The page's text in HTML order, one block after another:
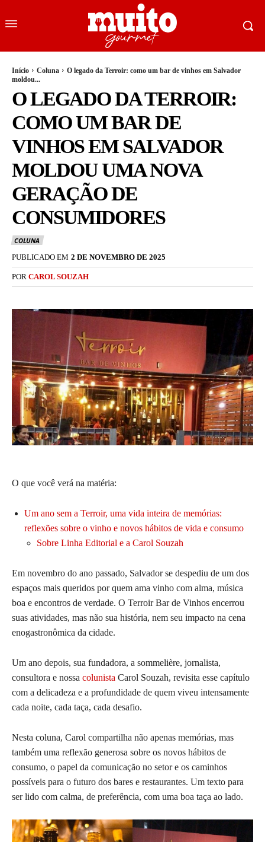
Início Coluna
O legado da Terroir: como um bar de vinhos em Salvador
moldou...
O LEGADO DA TERROIR:
COMO UM BAR DE
VINHOS EM SALVADOR
MOLDOU UMA NOVA
GERAÇÃO DE
CONSUMIDORES
COLUNA
PUBLICADO EM 2 DE NOVEMBRO DE 2025
POR CAROL SOUZAH
O que você verá na matéria:
Um ano sem a Terroir, uma vida inteira de memórias:
reflexões sobre o vinho e novos hábitos de vida e consumo
Sobre Linha Editorial e a Carol Souzah
Em novembro do ano passado, Salvador se despediu de um dos
espaços mais queridos por quem ama vinho com alma, música
boa e encontros de verdade. O Terroir Bar de Vinhos encerrou
suas atividades, mas não sua história, nem seu impacto na cena
enogastronômica da cidade.
Um ano depois, sua fundadora, a sommelière, jornalista,
consultora e nossa colunista Carol Souzah, revisita esse capítulo
com a delicadeza e a profundidade de quem viveu intensamente
cada noite, cada taça, cada desafio.
Nesta coluna, Carol compartilha não apenas memórias, mas
também uma reflexão generosa sobre os novos hábitos de
consumo, o papel da comunicação no setor e os caminhos
possíveis para o futuro dos bares e restaurantes. Um texto para
ser lido com calma, de preferência, com uma boa taça ao lado.